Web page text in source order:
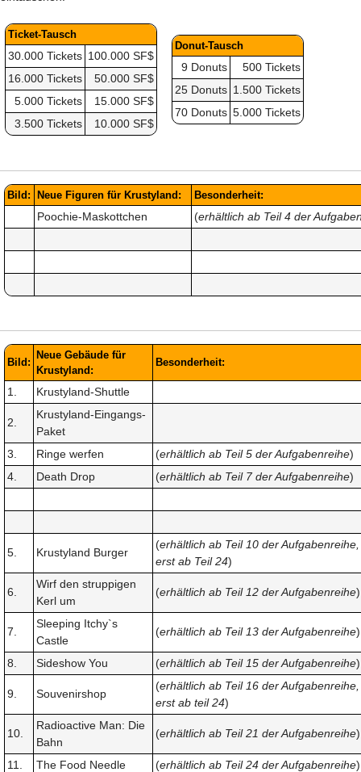
Ticket-Tausch
30.000 Tickets 100.000 SF$
16.000 Tickets
50.000 SF$
5.000 Tickets
15.000 SF$
3.500 Tickets
10.000 SF$
Donut-Tausch
9 Donuts
500 Tickets
25 Donuts 1.500 Tickets
70 Donuts 5.000 Tickets
Bild: Neue Figuren für Krustyland: Besonderheit:
Poochie-Maskottchen (erhältlich ab Teil 4 der
Bild:
Neue Gebäude für
Krustyland:
Besonderheit:
1. Krustyland-Shuttle
2.
Krustyland-Eingangs-
Paket
3.
Ringe werfen (erhältlich ab Teil 5 der Aufgabenreihe)
4.
Death Drop (erhältlich ab Teil 7 der Aufgabenreihe)
5. Krustyland Burger
(erhältlich ab Teil 10 der
erst ab Teil 24)
6.
Wirf den struppigen
Kerl um
(erhältlich ab Teil 12 der Aufgabenreihe)
7.
Sleeping Itchy`s
Castle
(erhältlich ab Teil 13 der Aufgabenreihe)
8. Sideshow You (erhältlich ab Teil 15 der Aufgabenreihe)
9. Souvenirshop
(erhältlich ab Teil 16 der
erst ab teil 24)
10.
Radioactive Man: Die
Bahn
(erhältlich ab Teil 21 der Aufgabenreihe)
11. The Food Needle (erhältlich ab Teil 24 der Aufgabenreihe)